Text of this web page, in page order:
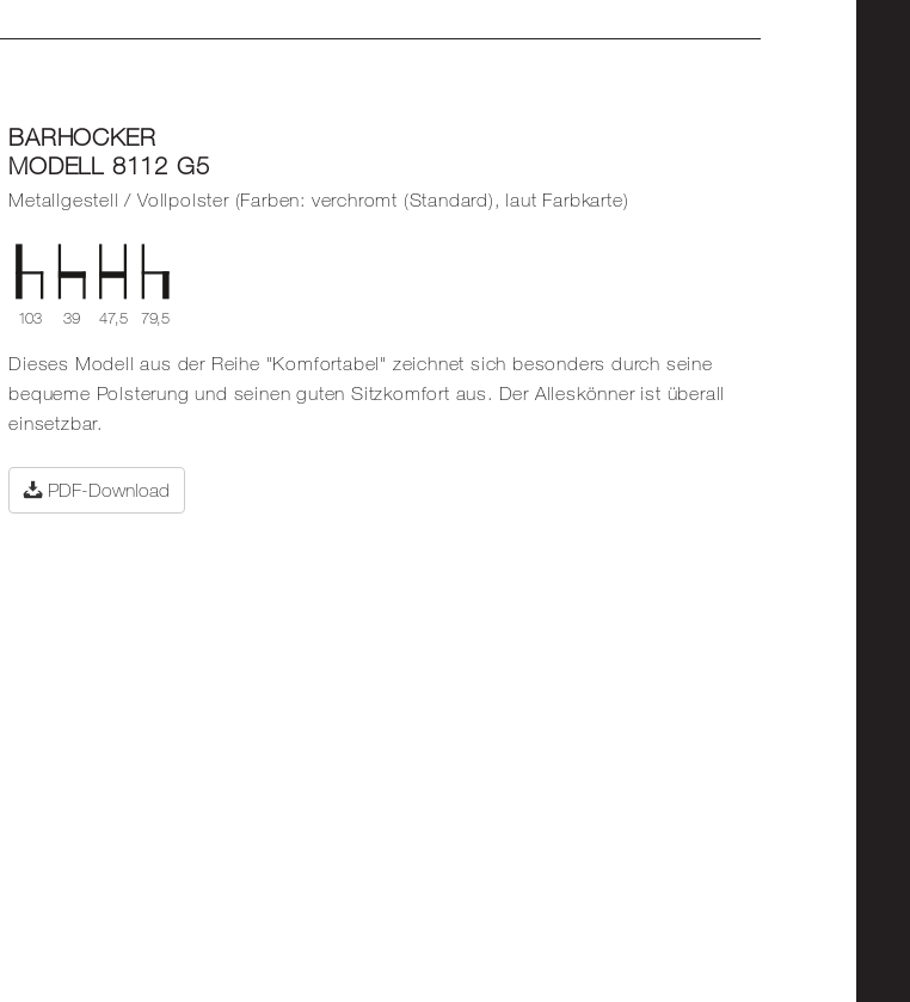
BARHOCKER
MODELL 8112 G5
Metallgestell / Vollpolster (Farben: verchromt (Standard), laut Farbkarte)
103 39 47,5 79,5
Dieses Modell aus der Reihe "Komfortabel" zeichnet sich besonders durch seine
bequeme Polsterung und seinen guten Sitzkomfort aus. Der Alleskönner ist überall
einsetzbar.
PDF-Download